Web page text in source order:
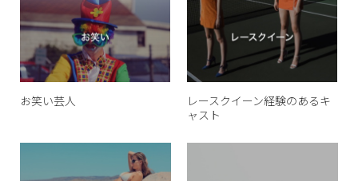
お笑い芸人
レースクイーン経験のあるキ
ャスト